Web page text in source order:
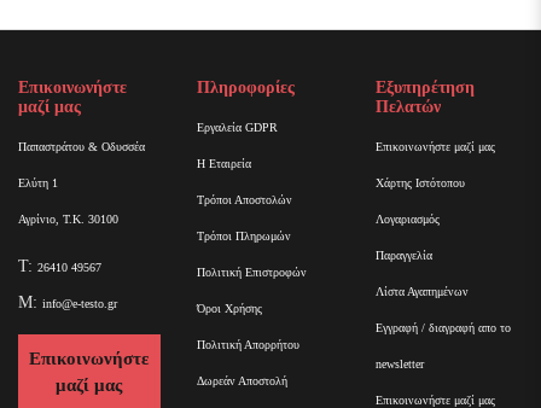
Επικοινωνήστε
μαζί μας
Παπαστράτου & Οδυσσέα
Ελύτη 1
Αγρίνιο, Τ.Κ. 30100
T: 26410 49567
M: info@e-testo.gr
Επικοινωνήστε
μαζί μας
Πληροφορίες
Εργαλεία GDPR
Η Εταιρεία
Τρόποι Αποστολών
Τρόποι Πληρωμών
Πολιτική Επιστροφών
Όροι Χρήσης
Πολιτική Απορρήτου
Δωρεάν Αποστολή
Εξυπηρέτηση
Πελατών
Επικοινωνήστε μαζί μας
Χάρτης Ιστότοπου
Λογαριασμός
Παραγγελία
Λίστα Αγαπημένων
Εγγραφή / διαγραφή απο το
newsletter
Επικοινωνήστε μαζί μας